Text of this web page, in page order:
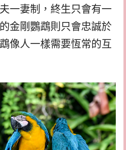
一妻制，終生只會有一
金剛鸚鵡則只會忠誠於
像人一樣需要恆常的互